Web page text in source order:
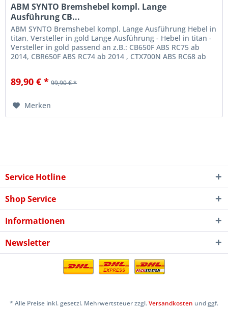
ABM SYNTO Bremshebel kompl. Lange
Ausführung CB...
ABM SYNTO Bremshebel kompl. Lange Ausführung Hebel in
titan, Versteller in gold Lange Ausführung - Hebel in titan -
Versteller in gold passend an z.B.: CB650F ABS RC75 ab
2014, CBR650F ABS RC74 ab 2014 , CTX700N ABS RC68 ab
89,90 € * 99,90 € *
Merken
Service Hotline
Shop Service
Informationen
Newsletter
* Alle Preise inkl. gesetzl. Mehrwertsteuer zzgl.Versandkosten und ggf.